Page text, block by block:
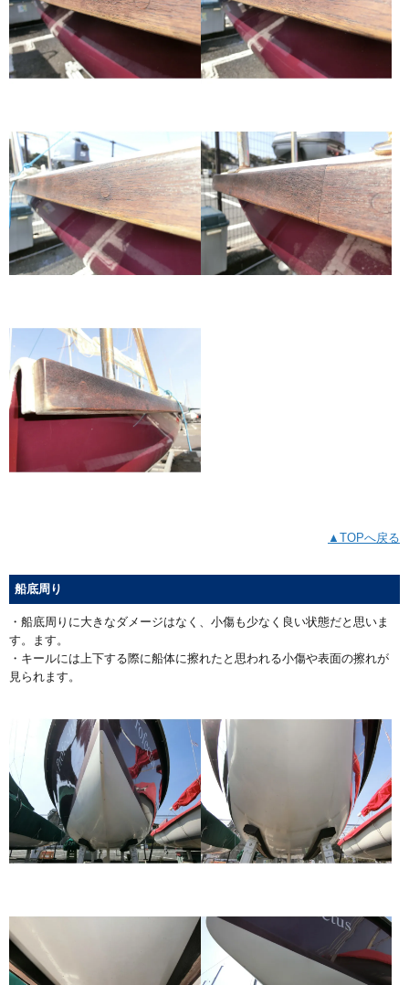
▲TOPへ戻る
船底周り
・船底周りに大きなダメージはなく、小傷も少なく良い状態だと思いま
す。ます。
・キールには上下する際に船体に擦れたと思われる小傷や表面の擦れが
見られます。